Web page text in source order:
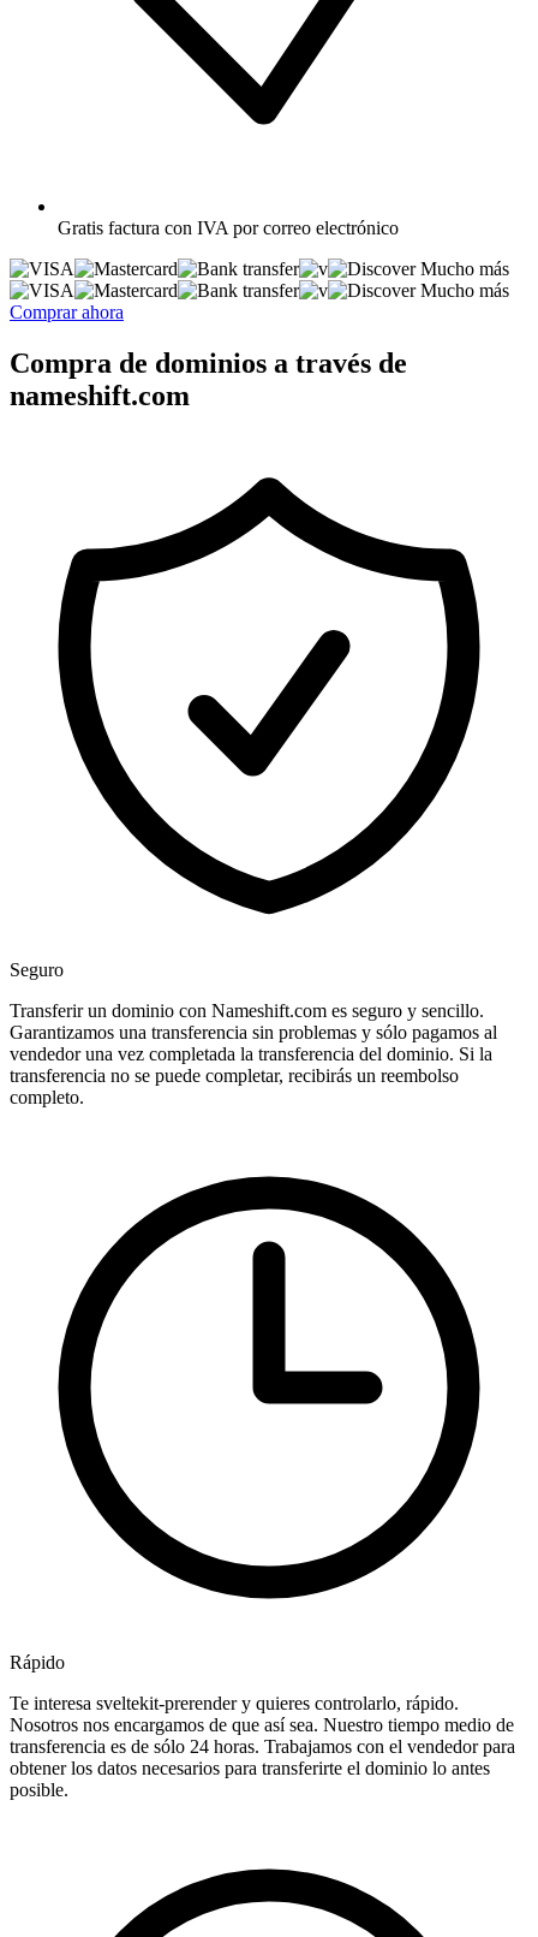
Gratis factura con IVA por correo electrónico
Mucho más
Mucho más
Comprar ahora
Compra de dominios a través de
nameshift.com
Seguro
Transferir un dominio con Nameshift.com es seguro y sencillo.
Garantizamos una transferencia sin problemas y sólo pagamos al
vendedor una vez completada la transferencia del dominio. Si la
transferencia no se puede completar, recibirás un reembolso
completo.
Rápido
Te interesa sveltekit-prerender y quieres controlarlo, rápido.
Nosotros nos encargamos de que así sea. Nuestro tiempo medio de
transferencia es de sólo 24 horas. Trabajamos con el vendedor para
obtener los datos necesarios para transferirte el dominio lo antes
posible.